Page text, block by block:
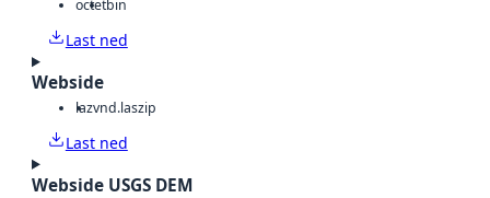
octetbin
Last ned
Webside
lazvnd.laszip
Last ned
Webside USGS DEM